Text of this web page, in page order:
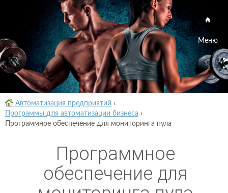
Меню
Автоматизация предприятий ›
Программы для автоматизации бизнеса ›
Программное обеспечение для мониторинга пула
Программное
обеспечение для